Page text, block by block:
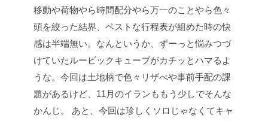
移動や荷物やら時間配分やら万一のことやら色々
頭を絞った結界、ベストな行程表が組めた時の快
感は半端無い。なんというか、ずーっと悩みつづ
けていたルービックキューブがカチッとハマるよ
うな。今回は土地柄で色々リザべや事前手配の課
題があるけど、11月のイランももう少しでそんな
かんじ。
あと、今回は珍しくソロじゃなくてキャ